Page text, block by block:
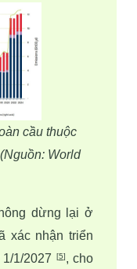
cầu thuộc
World
dừng lại ở
xác nhận triển
1/2027
[5], cho